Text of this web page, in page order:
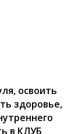
освоить
здоровье,
в КЛУБ